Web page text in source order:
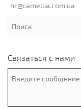
hr@camellia.com.ua
Связаться с нами